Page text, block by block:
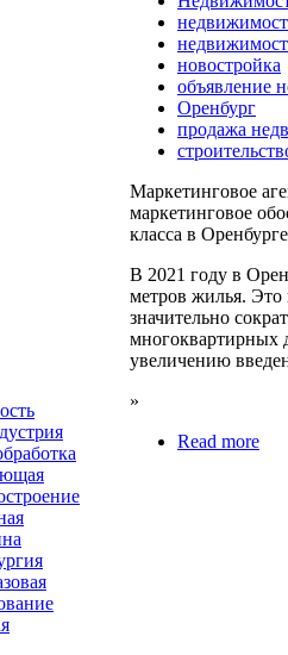
новостройка
объявление
Оренбург
продажа
Маркетинговое
маркетинговое
класса в
В 2021 году в
метров жилья. Это
значительно
многоквартирных
увеличению
»
Read more